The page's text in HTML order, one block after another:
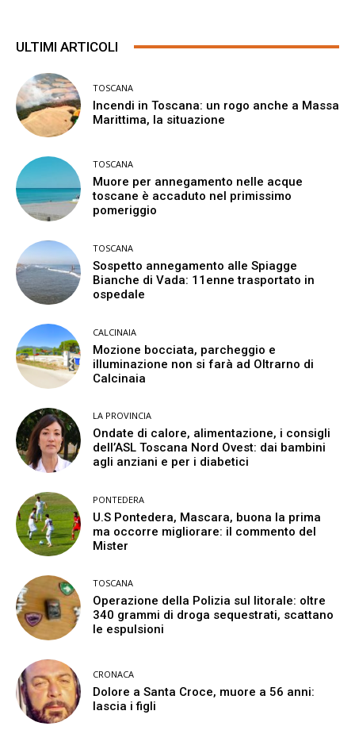
ULTIMI ARTICOLI
TOSCANA
Incendi in Toscana: un rogo anche a Massa
Marittima, la situazione
TOSCANA
Muore per annegamento nelle acque
toscane è accaduto nel primissimo
pomeriggio
TOSCANA
Sospetto annegamento alle Spiagge
Bianche di Vada: 11enne trasportato in
ospedale
CALCINAIA
Mozione bocciata, parcheggio e
illuminazione non si farà ad Oltrarno di
Calcinaia
LA PROVINCIA
Ondate di calore, alimentazione, i consigli
dell’ASL Toscana Nord Ovest: dai bambini
agli anziani e per i diabetici
PONTEDERA
U.S Pontedera, Mascara, buona la prima
ma occorre migliorare: il commento del
Mister
TOSCANA
Operazione della Polizia sul litorale: oltre
340 grammi di droga sequestrati, scattano
le espulsioni
CRONACA
Dolore a Santa Croce, muore a 56 anni:
lascia i figli